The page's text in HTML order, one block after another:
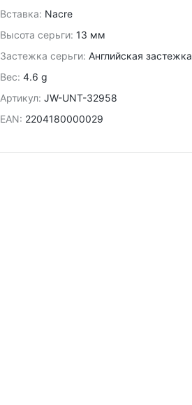
Вставка: Nacre
Высота серьги: 13 мм
Застежка серьги: Английская застежка
Вес: 4.6 g
Артикул: JW-UNT-32958
EAN: 2204180000029